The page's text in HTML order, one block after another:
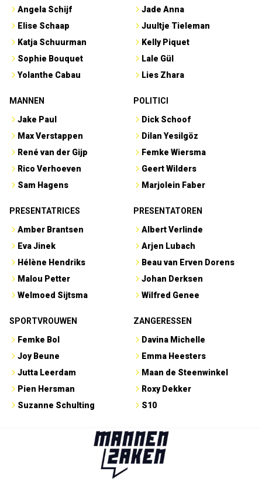
Angela Schijf
Elise Schaap
Katja Schuurman
Sophie Bouquet
Yolanthe Cabau
Jade Anna
Juultje Tieleman
Kelly Piquet
Lale Gül
Lies Zhara
MANNEN
Jake Paul
Max Verstappen
René van der Gijp
Rico Verhoeven
Sam Hagens
POLITICI
Dick Schoof
Dilan Yesilgöz
Femke Wiersma
Geert Wilders
Marjolein Faber
PRESENTATRICES
Amber Brantsen
Eva Jinek
Hélène Hendriks
Malou Petter
Welmoed Sijtsma
PRESENTATOREN
Albert Verlinde
Arjen Lubach
Beau van Erven Dorens
Johan Derksen
Wilfred Genee
SPORTVROUWEN
Femke Bol
Joy Beune
Jutta Leerdam
Pien Hersman
Suzanne Schulting
ZANGERESSEN
Davina Michelle
Emma Heesters
Maan de Steenwinkel
Roxy Dekker
S10